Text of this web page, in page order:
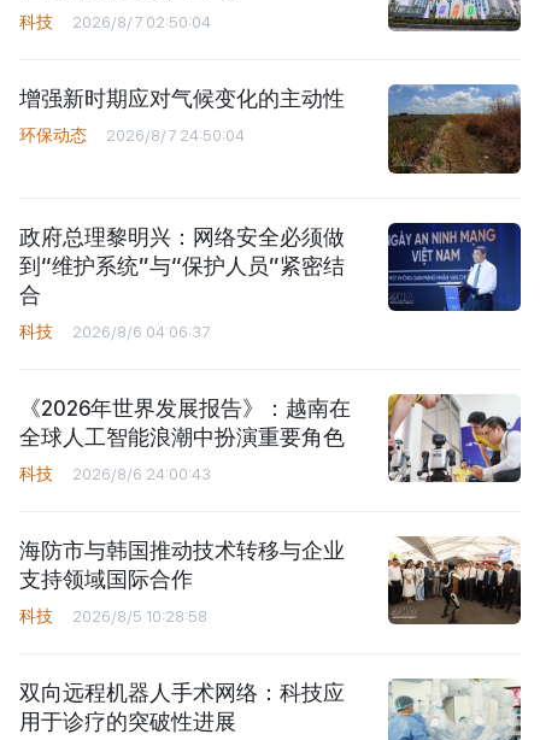
科技 2026/8/7 02:50:04
增强新时期应对气候变化的主动性
环保动态 2026/8/7 24:50:04
政府总理黎明兴：网络安全必须做
到“维护系统”与“保护人员”紧密结
合
科技 2026/8/6 04:06:37
《2026年世界发展报告》：越南在
全球人工智能浪潮中扮演重要角色
科技 2026/8/6 24:00:43
海防市与韩国推动技术转移与企业
支持领域国际合作
科技 2026/8/5 10:28:58
双向远程机器人手术网络：科技应
用于诊疗的突破性进展